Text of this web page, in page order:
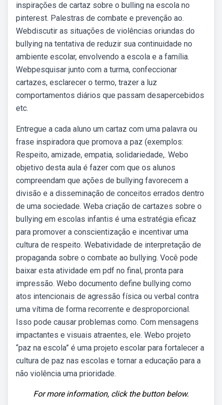
inspirações de cartaz sobre o bulling na escola no
pinterest. Palestras de combate e prevenção ao.
Webdiscutir as situações de violências oriundas do
bullying na tentativa de reduzir sua continuidade no
ambiente escolar, envolvendo a escola e a família.
Webpesquisar junto com a turma, confeccionar
cartazes, esclarecer o termo, trazer a luz
comportamentos diários que passam desapercebidos
etc.
Entregue a cada aluno um cartaz com uma palavra ou
frase inspiradora que promova a paz (exemplos:
Respeito, amizade, empatia, solidariedade,. Webo
objetivo desta aula é fazer com que os alunos
compreendam que ações de bullying favorecem a
divisão e a disseminação de conceitos errados dentro
de uma sociedade. Weba criação de cartazes sobre o
bullying em escolas infantis é uma estratégia eficaz
para promover a conscientização e incentivar uma
cultura de respeito. Webatividade de interpretação de
propaganda sobre o combate ao bullying. Você pode
baixar esta atividade em pdf no final, pronta para
impressão. Webo documento define bullying como
atos intencionais de agressão física ou verbal contra
uma vítima de forma recorrente e desproporcional.
Isso pode causar problemas como. Com mensagens
impactantes e visuais atraentes, ele. Webo projeto
“paz na escola” é uma projeto escolar para fortalecer a
cultura de paz nas escolas e tornar a educação para a
não violência uma prioridade.
For more information, click the button below.